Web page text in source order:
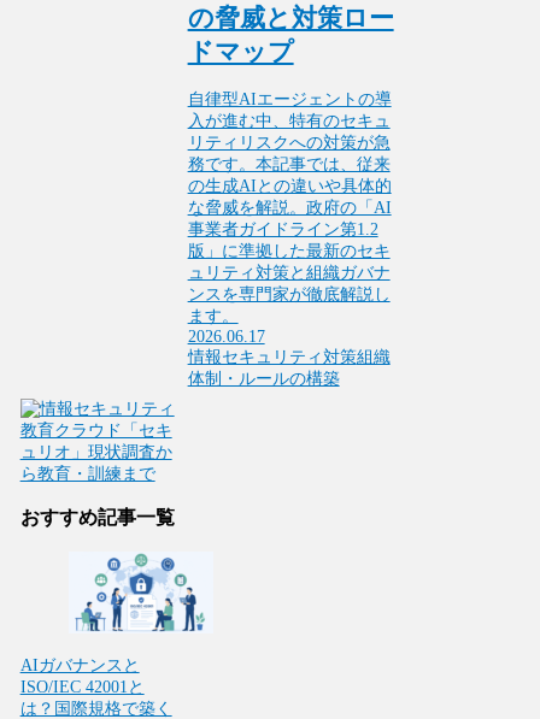
の脅威と対策ロー
ドマップ
自律型AIエージェントの導
入が進む中、特有のセキュ
リティリスクへの対策が急
務です。本記事では、従来
の生成AIとの違いや具体的
な脅威を解説。政府の「AI
事業者ガイドライン第1.2
版」に準拠した最新のセキ
ュリティ対策と組織ガバナ
ンスを専門家が徹底解説し
ます。
2026.06.17
情報セキュリティ対策組織
体制・ルールの構築
おすすめ記事一覧
AIガバナンスと
ISO/IEC 42001と
は？国際規格で築く